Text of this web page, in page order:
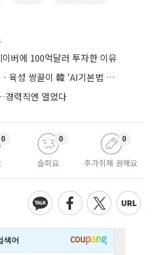
이버에 100억달러 투자한 이유
“족쇄냐 날개냐”…규제ㆍ육성 쌍끌이 韓 ‘AI기본법 개정안’ 오늘 시행
력직엔 열었다
0
슬퍼요
0
추가취재 원해요
0